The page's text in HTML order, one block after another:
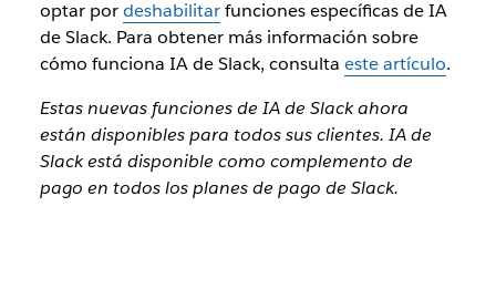
optar pordeshabilitarfunciones específicas de IA
de Slack. Para obtener más información sobre
cómo funciona IA de Slack, consulta este artículo.
Estas nuevas funciones de IA de Slack ahora
están disponibles para todos sus clientes. IA de
Slack está disponible como complemento de
pago en todos los planes de pago de Slack.